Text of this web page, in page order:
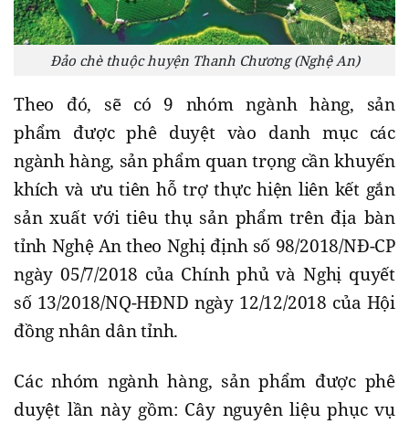
Đảo chè thuộc huyện Thanh Chương (Nghệ An)
Theo đó, sẽ có 9 nhóm ngành hàng, sản
phẩm được phê duyệt vào danh mục các
ngành hàng, sản phẩm quan trọng cần khuyến
khích và ưu tiên hỗ trợ thực hiện liên kết gắn
sản xuất với tiêu thụ sản phẩm trên địa bàn
tỉnh Nghệ An theo Nghị định số 98/2018/NĐ-CP
ngày 05/7/2018 của Chính phủ và Nghị quyết
số 13/2018/NQ-HĐND ngày 12/12/2018 của Hội
đồng nhân dân tỉnh.
Các nhóm ngành hàng, sản phẩm được phê
duyệt lần này gồm: Cây nguyên liệu phục vụ